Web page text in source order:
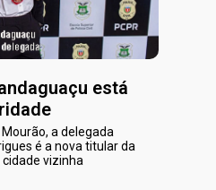
está
a delegada
é a nova titular da
vizinha